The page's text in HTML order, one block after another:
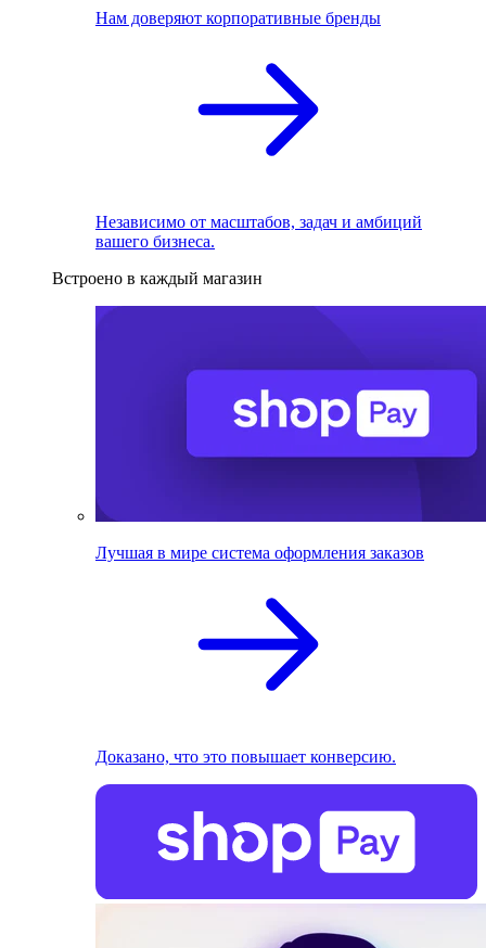
Нам доверяют корпоративные бренды
Независимо от масштабов, задач и амбиций
вашего бизнеса.
Встроено в каждый магазин
Лучшая в мире система оформления заказов
Доказано, что это повышает конверсию.